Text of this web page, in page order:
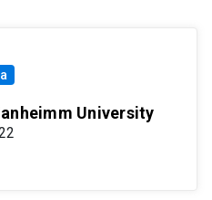
University